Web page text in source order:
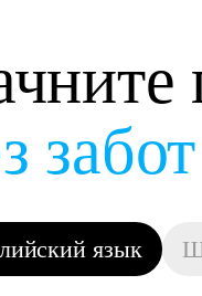
язык